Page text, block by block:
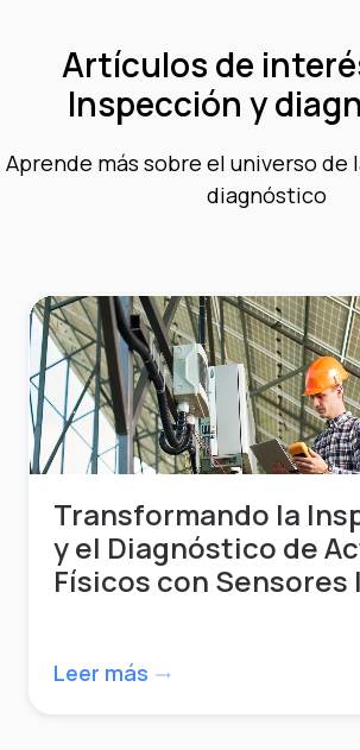
Artículos de
Inspección y
Aprende más sobre el universo de
diagnóstico
Transformando la
y el Diagnóstico de
Físicos con Sensores
Leer más trending_flat